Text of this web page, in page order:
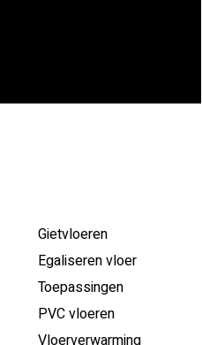
Gietvloeren
Egaliseren vloer
Toepassingen
PVC vloeren
Vloerverwarming